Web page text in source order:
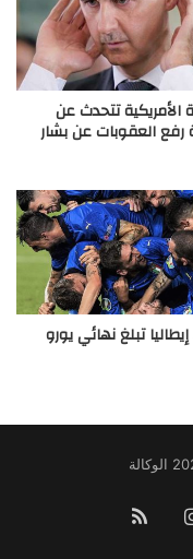
الأمريكية تتحدث عن
رفع العقوبات عن بشار
تبلغ نهائي يورو
انستقرام